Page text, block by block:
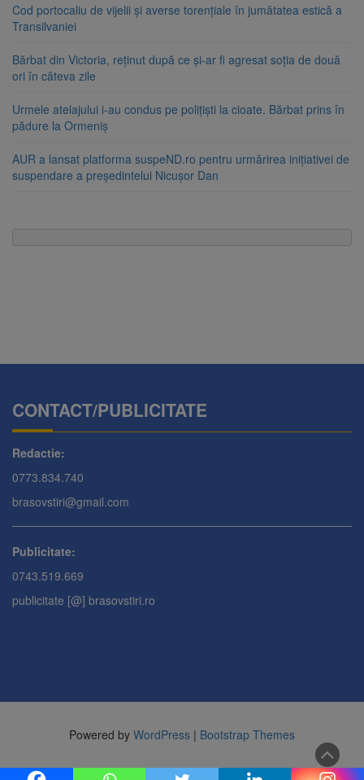
Cod portocaliu de vijelii și averse torențiale în jumătatea estică a
Transilvaniei
Bărbat din Victoria, reținut după ce și-ar fi agresat soția de două
ori în câteva zile
Urmele atelajului i-au condus pe polițiști la cioate. Bărbat prins în
pădure la Ormeniș
AUR a lansat platforma suspeND.ro pentru urmărirea inițiativei de
suspendare a președintelui Nicușor Dan
CONTACT/PUBLICITATE
Redactie:
0773.834.740
brasovstiri@gmail.com
Publicitate:
0743.519.669
publicitate [@] brasovstiri.ro
Powered by WordPress | Bootstrap Themes